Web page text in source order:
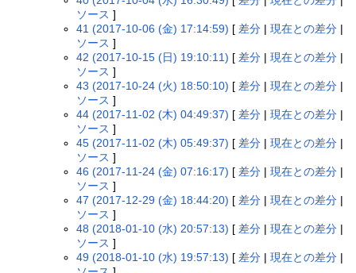
ソース ]
41 (2017-10-06 (金) 17:14:59) [ 差分 |現在との差分 |
ソース ]
42 (2017-10-15 (日) 19:10:11) [ 差分 |現在との差分 |
ソース ]
43 (2017-10-24 (火) 18:50:10) [ 差分 |現在との差分 |
ソース ]
44 (2017-11-02 (木) 04:49:37) [ 差分 |現在との差分 |
ソース ]
45 (2017-11-02 (木) 05:49:37) [ 差分 |現在との差分 |
ソース ]
46 (2017-11-24 (金) 07:16:17) [ 差分 |現在との差分 |
ソース ]
47 (2017-12-29 (金) 18:44:20) [ 差分 |現在との差分 |
ソース ]
48 (2018-01-10 (水) 20:57:13) [ 差分 |現在との差分 |
ソース ]
49 (2018-01-10 (水) 19:57:13) [ 差分 |現在との差分 |